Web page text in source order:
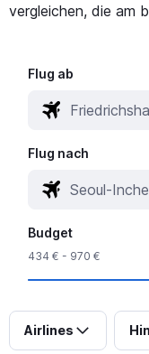
vergleichen, die am
Flug ab
Flug nach
Budget
434 € - 970 €
Airlines